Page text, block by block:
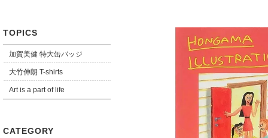
TOPICS
加賀美健 特大缶バッジ
大竹伸朗 T-shirts
Art is a part of life
CATEGORY